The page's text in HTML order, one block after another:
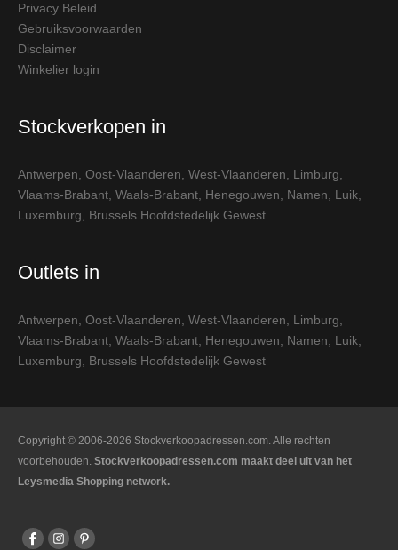
Privacy Beleid
Gebruiksvoorwaarden
Disclaimer
Winkelier login
Stockverkopen in
Antwerpen Oost-Vlaanderen West-Vlaanderen Limburg
Vlaams-Brabant Waals-Brabant Henegouwen Namen Luik
Luxemburg
Brussels Hoofdstedelijk Gewest
Outlets in
Antwerpen Oost-Vlaanderen West-Vlaanderen Limburg
Vlaams-Brabant Waals-Brabant Henegouwen Namen Luik
Luxemburg
Brussels Hoofdstedelijk Gewest
Copyright © 2006-2026 Stockverkoopadressen.com. Alle rechten
voorbehouden. Stockverkoopadressen.com maakt deel uit van het
Leysmedia Shopping network.